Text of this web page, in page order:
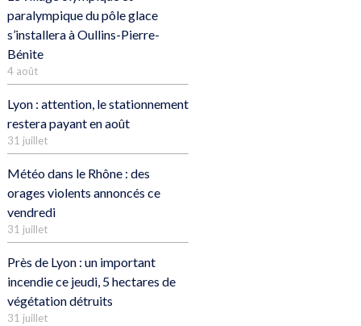
paralympique du pôle glace
s’installera à Oullins-Pierre-
Bénite
4 août
Lyon : attention, le stationnement
restera payant en août
31 juillet
Météo dans le Rhône : des
orages violents annoncés ce
vendredi
31 juillet
Près de Lyon : un important
incendie ce jeudi, 5 hectares de
végétation détruits
31 juillet